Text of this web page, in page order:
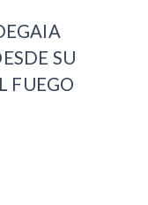
SU
FUEGO